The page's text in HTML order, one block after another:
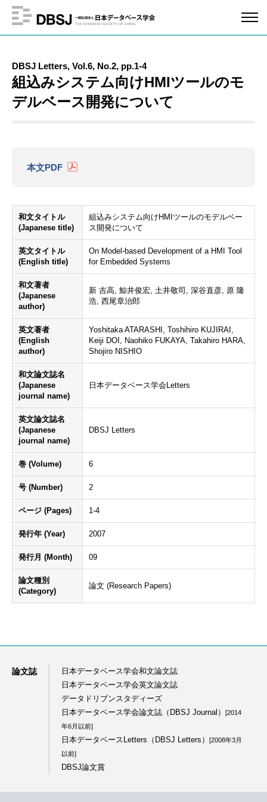
DBSJ Letters, Vol.6, No.2, pp.1-4
組込みシステム向けHMIツールのモ
デルベース開発について
本文PDF
和文タイトル
(Japanese title)
組込みシステム向けHMIツールのモデルベー
ス開発について
英文タイトル
(English title)
On Model-based Development of a HMI Tool
for Embedded Systems
和文著者
(Japanese
author)
新 吉高, 鯨井俊宏, 土井敬司, 深谷直彦, 原 隆
浩, 西尾章治郎
英文著者
(English
author)
Yoshitaka ATARASHI, Toshihiro KUJIRAI,
Keiji DOI, Naohiko FUKAYA, Takahiro HARA,
Shojiro NISHIO
和文論文誌名
(Japanese
journal name)
日本データベース学会Letters
英文論文誌名
(Japanese
journal name)
DBSJ Letters
巻 (Volume) 6
号 (Number) 2
ページ (Pages) 1-4
発行年 (Year) 2007
発行月 (Month) 09
論文種別
(Category)
論文 (Research Papers)
論文誌
日本データベース学会和文論文誌
日本データベース学会英文論文誌
データドリブンスタディーズ
日本データベース学会論文誌（DBSJ Journal）
[2014
年6月以前]
日本データベースLetters（DBSJ Letters）
[2008年3月
以前]
DBSJ論文賞